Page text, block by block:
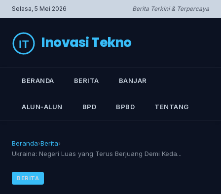
Selasa, 5 Mei 2026 Berita Terkini & Terpercaya
Inovasi Tekno
BERANDA BERITA BANJAR
ALUN‑ALUN BPD BPBD TENTANG
Beranda›Berita›
Ukraina: Negeri Luas yang Terus Berjuang Demi Keda...
BERITA